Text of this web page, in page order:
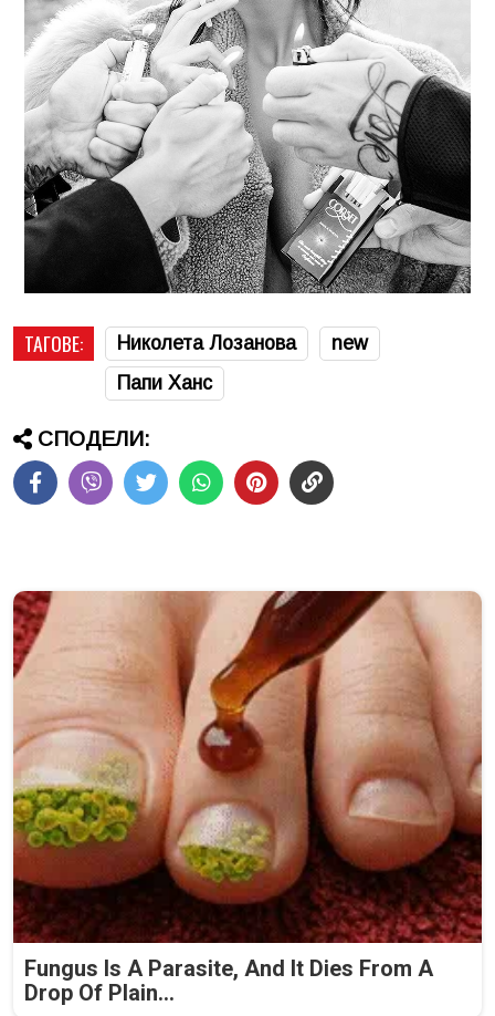
ТАГОВЕ: Николета Лозанова
new
Папи Ханс
СПОДЕЛИ:
Fungus Is A Parasite, And It Dies From A
Drop Of Plain...